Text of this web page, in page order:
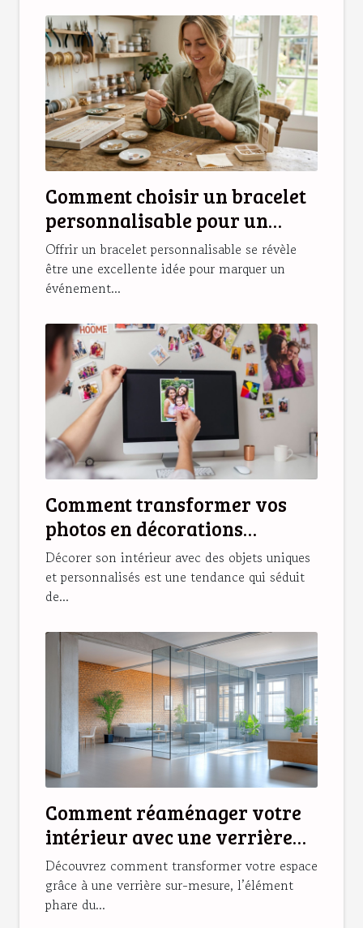
Comment choisir un bracelet
personnalisable pour un
cadeau unique ?
Offrir un bracelet personnalisable se révèle
être une excellente idée pour marquer un
événement...
Comment transformer vos
photos en décorations
magnétiques originales ?
Décorer son intérieur avec des objets uniques
et personnalisés est une tendance qui séduit
de...
Comment réaménager votre
intérieur avec une verrière
sur-mesure ?
Découvrez comment transformer votre espace
grâce à une verrière sur-mesure, l’élément
phare du...